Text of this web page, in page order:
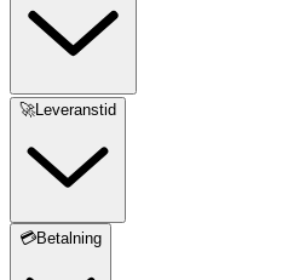
🚀Leveranstid
💳Betalning